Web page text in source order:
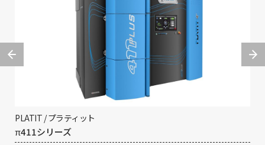
PLATIT / プラティット
π411シリーズ